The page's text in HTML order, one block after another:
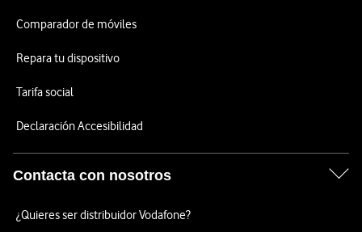
Comparador de móviles
Repara tu dispositivo
Tarifa social
Declaración Accesibilidad
Contacta con nosotros
¿Quieres ser distribuidor Vodafone?